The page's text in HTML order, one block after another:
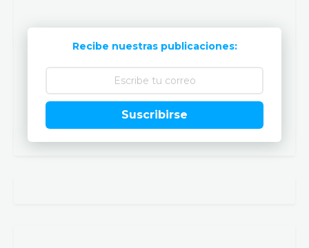
Recibe nuestras publicaciones:
Suscribirse